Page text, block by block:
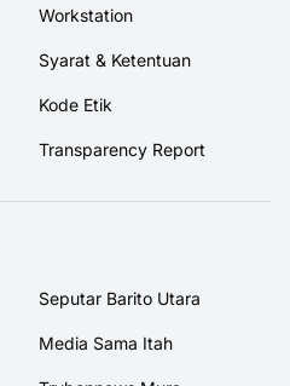
Workstation
Syarat & Ketentuan
Kode Etik
Transparency Report
Seputar Barito Utara
Media Sama Itah